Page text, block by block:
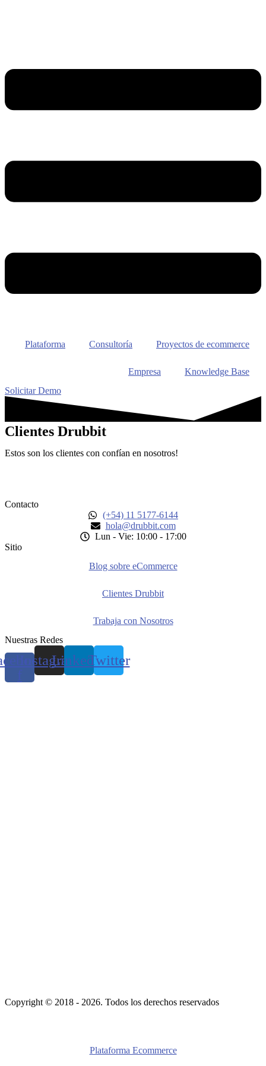
Plataforma Consultoría Proyectos de ecommerce
Empresa
Knowledge Base
Solicitar Demo
Clientes Drubbit
Estos son los clientes con confían en nosotros!
Contacto
(+54) 11 5177-6144
hola@drubbit.com
Lun - Vie: 10:00 - 17:00
Sitio
Blog sobre eCommerce
Clientes Drubbit
Trabaja con Nosotros
Nuestras Redes
f
InstagramLinkedinTwitter
Copyright © 2018 - 2026. Todos los derechos reservados
Plataforma Ecommerce